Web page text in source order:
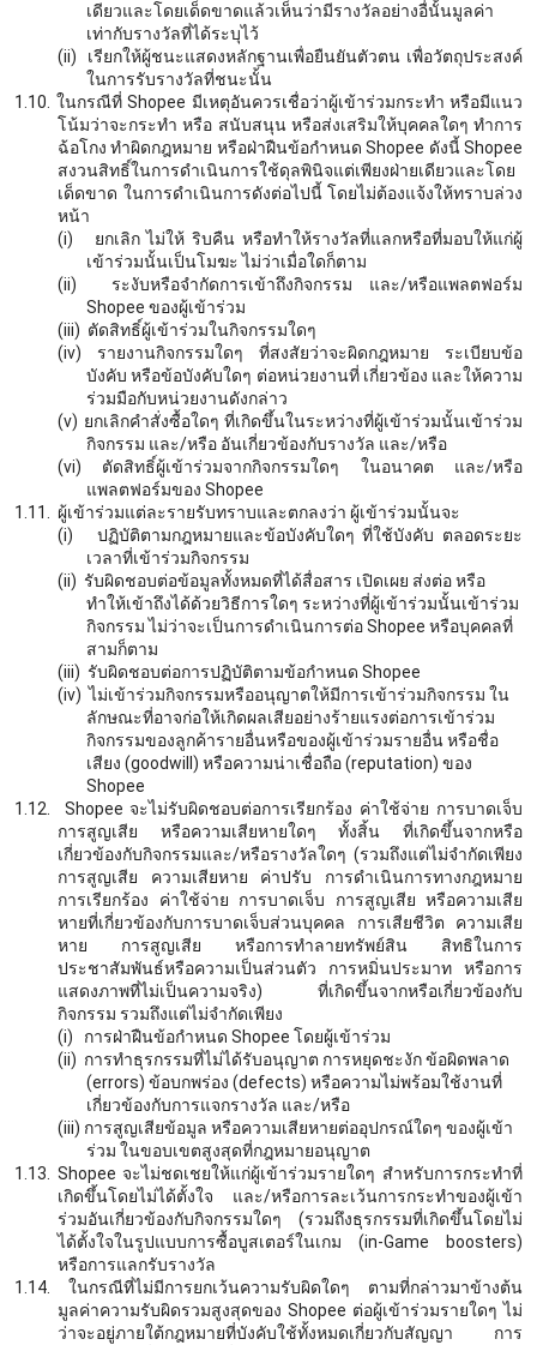
เดียวและโดยเด็ดขาดแล้วเห็นว่ามีรางวัลอย่างอื่นั้นมูลค่า
เท่ากับรางวัลที่ได้ระบุไว้
(ii)
เรียกให้ผู้ชนะแสดงหลักฐานเพื่อยืนยันตัวตน เพื่อวัตถุประสงค์
ในการรับรางวัลที่ชนะนั้น
1.10. ในกรณีที่ Shopee มีเหตุอันควรเชื่อว่าผู้เข้าร่วมกระทำ หรือมีแนว
โน้มว่าจะกระทำ หรือ สนับสนุน หรือส่งเสริมให้บุคคลใดๆ ทำการ
ฉ้อโกง ทำผิดกฎหมาย หรือฝ่าฝืนข้อกำหนด Shopee ดังนี้ Shopee
สงวนสิทธิ์ในการดำเนินการใช้ดุลพินิจแต่เพียงฝ่ายเดียวและโดย
เด็ดขาด ในการดำเนินการดังต่อไปนี้ โดยไม่ต้องแจ้งให้ทราบล่วง
หน้า
(i)
ยกเลิก ไม่ให้ ริบคืน หรือทำให้รางวัลที่แลกหรือที่มอบให้แก่ผู้
เข้าร่วมนั้นเป็นโมฆะ ไม่ว่าเมื่อใดก็ตาม
(ii)
ระงับหรือจำกัดการเข้าถึงกิจกรรม และ/หรือแพลตฟอร์ม
Shopee ของผู้เข้าร่วม
(iii) ตัดสิทธิ์ผู้เข้าร่วมในกิจกรรมใดๆ
(iv) รายงานกิจกรรมใดๆ ที่สงสัยว่าจะผิดกฎหมาย ระเบียบข้อ
บังคับ หรือข้อบังคับใดๆ ต่อหน่วยงานที่ เกี่ยวข้อง และให้ความ
ร่วมมือกับหน่วยงานดังกล่าว
(v) ยกเลิกคำสั่งซื้อใดๆ ที่เกิดขึ้นในระหว่างที่ผู้เข้าร่วมนั้นเข้าร่วม
กิจกรรม และ/หรือ อันเกี่ยวข้องกับรางวัล และ/หรือ
(vi)
ตัดสิทธิ์ผู้เข้าร่วมจากกิจกรรมใดๆ ในอนาคต และ/หรือ
แพลตฟอร์มของ Shopee
1.11. ผู้เข้าร่วมแต่ละรายรับทราบและตกลงว่า ผู้เข้าร่วมนั้นจะ
(i)
ปฏิบัติตามกฎหมายและข้อบังคับใดๆ ที่ใช้บังคับ ตลอดระยะ
เวลาที่เข้าร่วมกิจกรรม
(ii) รับผิดชอบต่อข้อมูลทั้งหมดที่ได้สื่อสาร เปิดเผย ส่งต่อ หรือ
ทำให้เข้าถึงได้ด้วยวิธีการใดๆ ระหว่างที่ผู้เข้าร่วมนั้นเข้าร่วม
กิจกรรม ไม่ว่าจะเป็นการดำเนินการต่อShopee หรือบุคคลที่
สามก็ตาม
(iii) รับผิดชอบต่อการปฏิบัติตามข้อกำหนด Shopee
(iv)ไม่เข้าร่วมกิจกรรมหรืออนุญาตให้มีการเข้าร่วมกิจกรรม ใน
ลักษณะที่อาจก่อให้เกิดผลเสียอย่างร้ายแรงต่อการเข้าร่วม
กิจกรรมของลูกค้ารายอื่นหรือของผู้เข้าร่วมรายอื่น หรือชื่อ
เสียง (goodwill) หรือความน่าเชื่อถือ (reputation) ของ
Shopee
1.12.
Shopee จะไม่รับผิดชอบต่อการเรียกร้อง ค่าใช้จ่าย การบาดเจ็บ
การสูญเสีย หรือความเสียหายใดๆ ทั้งสิ้น ที่เกิดขึ้นจากหรือ
เกี่ยวข้องกับกิจกรรมและ/หรือรางวัลใดๆ (รวมถึงแต่ไม่จำกัดเพียง
การสูญเสีย ความเสียหาย ค่าปรับ การดำเนินการทางกฎหมาย
การเรียกร้อง ค่าใช้จ่าย การบาดเจ็บ การสูญเสีย หรือความเสีย
หายที่เกี่ยวข้องกับการบาดเจ็บส่วนบุคคล การเสียชีวิต ความเสีย
หาย การสูญเสีย หรือการทำลายทรัพย์สิน สิทธิในการ
ประชาสัมพันธ์หรือความเป็นส่วนตัว การหมิ่นประมาท หรือการ
แสดงภาพที่ไม่เป็นความจริง) ที่เกิดขึ้นจากหรือเกี่ยวข้องกับ
กิจกรรม รวมถึงแต่ไม่จำกัดเพียง
(i)
การฝ่าฝืนข้อกำหนด Shopee โดยผู้เข้าร่วม
(ii) การทำธุรกรรมที่ไม่ได้รับอนุญาต การหยุดชะงัก ข้อผิดพลาด
(errors) ข้อบกพร่อง (defects) หรือความไม่พร้อมใช้งานที่
เกี่ยวข้องกับการแจกรางวัล และ/หรือ
(iii) การสูญเสียข้อมูล หรือความเสียหายต่ออุปกรณ์ใดๆ ของผู้เข้า
ร่วม ในขอบเขตสูงสุดที่กฎหมายอนุญาต
1.13. Shopee จะไม่ชดเชยให้แก่ผู้เข้าร่วมรายใดๆ สำหรับการกระทำที่
เกิดขึ้นโดยไม่ได้ตั้งใจ และ/หรือการละเว้นการกระทำของผู้เข้า
ร่วมอันเกี่ยวข้องกับกิจกรรมใดๆ (รวมถึงธุรกรรมที่เกิดขึ้นโดยไม่
ได้ตั้งใจในรูปแบบการซื้อบูสเตอร์ในเกม (in-Game boosters)
หรือการแลกรับรางวัล
1.14.
ในกรณีที่ไม่มีการยกเว้นความรับผิดใดๆ ตามที่กล่าวมาข้างต้น
มูลค่าความรับผิดรวมสูงสุดของ Shopee ต่อผู้เข้าร่วมรายใดๆ ไม่
ว่าจะอยู่ภายใต้กฎหมายที่บังคับใช้ทั้งหมดเกี่ยวกับสัญญา การ